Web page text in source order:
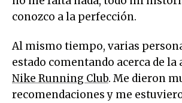
conozco a la perfección.
Al mismo tiempo, varias
estado comentando acerca de
Nike Running Club. Me dieron
recomendaciones y me